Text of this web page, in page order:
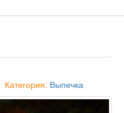
Категория: Выпечка